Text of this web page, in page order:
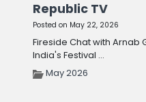
Republic TV
Posted on May 22, 2026
Fireside Chat with Arnab
India's Festival ...
May 2026